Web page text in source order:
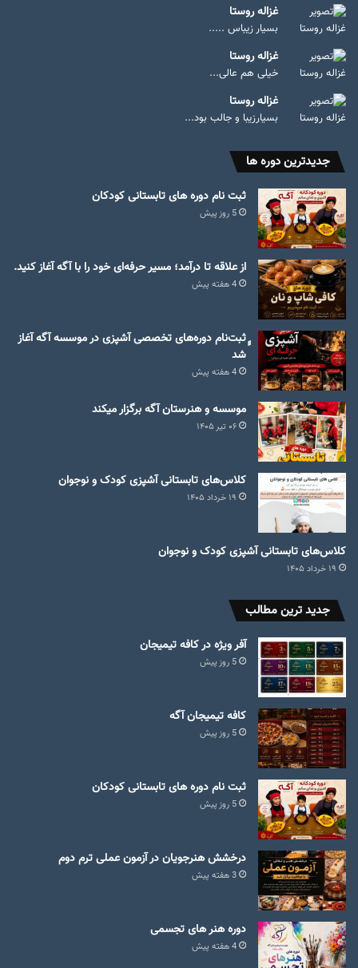
غزاله روستا
بسیار زیباس .....
غزاله روستا
خیلی هم عالی...
غزاله روستا
بسیارزیبا و جالب بود...
جدیدترین دوره ها
ثبت نام دوره های تابستانی کودکان
5 روز پیش
از علاقه تا درآمد؛ مسیر حرفه‌ای خود را با آگه آغاز کنید.
4 هفته پیش
ٍٍثبت‌نام دوره‌های تخصصی آشپزی در موسسه آگه آغاز
شد
4 هفته پیش
موسسه و هنرستان آگه برگزار میکند
۰۶ تیر ۱۴۰۵
کلاس‌های تابستانی آشپزی کودک و نوجوان
۱۹ خرداد ۱۴۰۵
کلاس‌های تابستانی آشپزی کودک و نوجوان
۱۹ خرداد ۱۴۰۵
جدید ترین مطالب
آفر ویژه در کافه تیمیجان
5 روز پیش
کافه تیمیجان آگه
5 روز پیش
ثبت نام دوره های تابستانی کودکان
5 روز پیش
درخشش هنرجویان در آزمون عملی ترم دوم
3 هفته پیش
دوره هنر های تجسمی
4 هفته پیش